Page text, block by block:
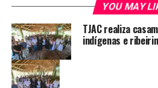
YOU MAY
TJAC realiza
indígenas e